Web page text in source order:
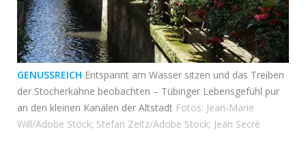
GENUSSREICH Entspannt am Wasser sitzen und das Treiben
der Stocherkähne beobachten – Tübinger Lebensgefühl pur
an den kleinen Kanälen der Altstadt Fotos: Jean-Marie
Will/Adobe Stock; Stefan Zeitz/Adobe Stock; Jean Secré